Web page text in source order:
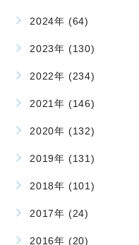
2024年 (64)
2023年 (130)
2022年 (234)
2021年 (146)
2020年 (132)
2019年 (131)
2018年 (101)
2017年 (24)
2016年 (20)